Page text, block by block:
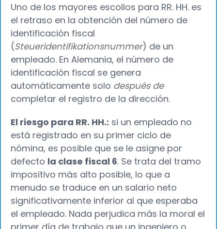
Uno de los mayores escollos para RR. HH. es
el retraso en la obtención del número de
identificación fiscal
(Steueridentifikationsnummer) de un
empleado. En Alemania, el número de
identificación fiscal se genera
automáticamente solo después de
completar el registro de la dirección.
El riesgo para RR. HH.: si un empleado no
está registrado en su primer ciclo de
nómina, es posible que se le asigne por
defecto la clase fiscal 6. Se trata del tramo
impositivo más alto posible, lo que a
menudo se traduce en un salario neto
significativamente inferior al que esperaba
el empleado. Nada perjudica más la moral el